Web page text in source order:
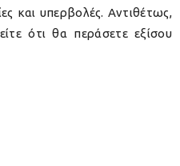
και υπερβολές. Αντιθέτως,
ότι θα περάσετε εξίσου